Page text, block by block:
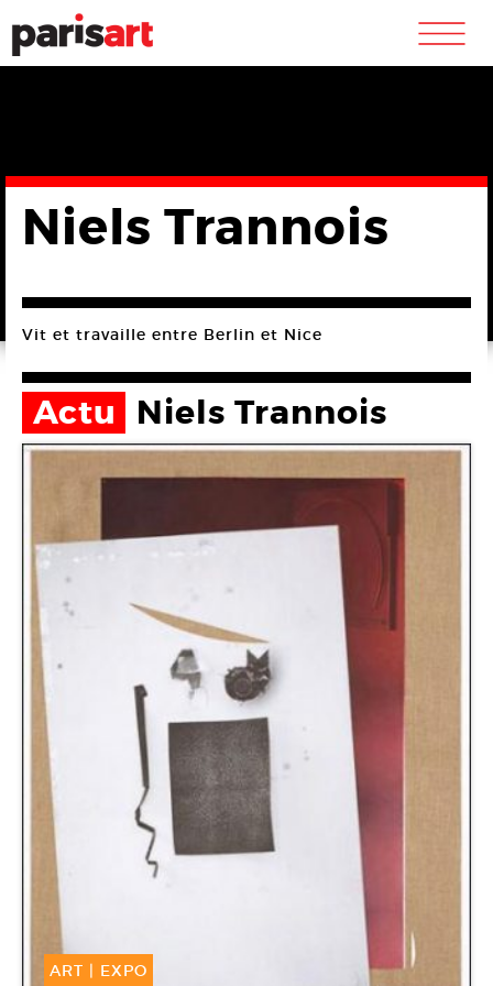
m
Niels Trannois
Vit et travaille entre Berlin et Nice
Actu Niels Trannois
ART | EXPO